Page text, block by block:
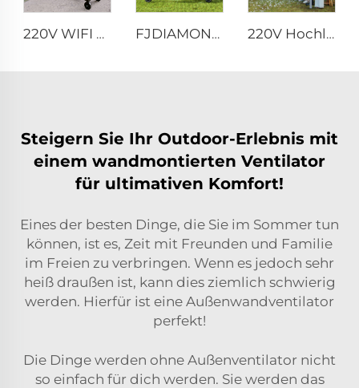
220V WIFI Fernbedienung 80-Zoll leiser Pedestalventilator 2000mm Aluminium-Stehfußbodenventilator FJDIAMOND 1,5m 2m 80-Zoll Beweglicher Pedestalventilator WIFI Steuerung Ruhe Gym-Aluminium-Stehfußbodenlüftungsventilator 220V Hochluftdurchsatz PMSM-Motor 16ft 5m großer stehender Säulenlufthansa montierter Deckenventilator
Steigern Sie Ihr Outdoor-Erlebnis mit
einem wandmontierten Ventilator
für ultimativen Komfort!
Eines der besten Dinge, die Sie im Sommer tun
können, ist es, Zeit mit Freunden und Familie
im Freien zu verbringen. Wenn es jedoch sehr
heiß draußen ist, kann dies ziemlich schwierig
werden. Hierfür ist eine Außenwandventilator
perfekt!
Die Dinge werden ohne Außenventilator nicht
so einfach für dich werden. Sie werden das